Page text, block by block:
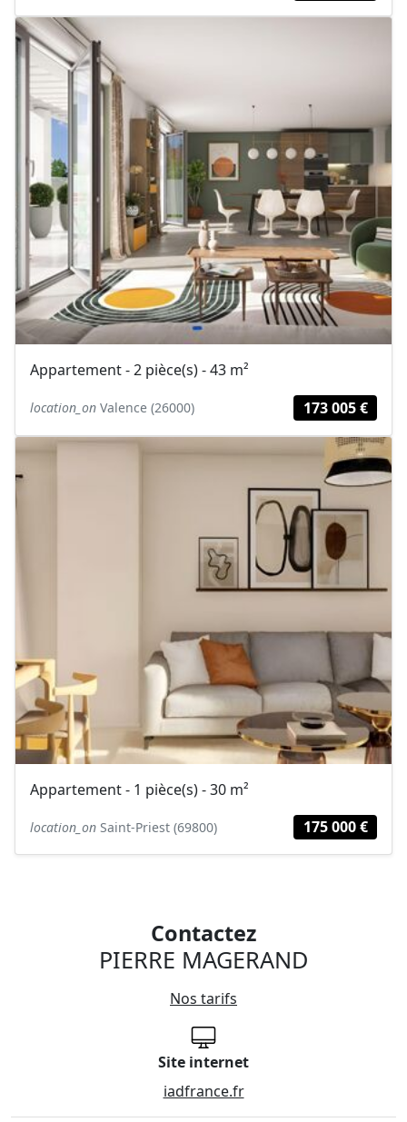
Appartement - 2 pièce(s) - 43 m²
location_on Valence (26000) 173 005 €
Appartement - 1 pièce(s) - 30 m²
location_on Saint-Priest (69800) 175 000 €
Contactez
PIERRE MAGERAND
Nos tarifs
Site internet
iadfrance.fr